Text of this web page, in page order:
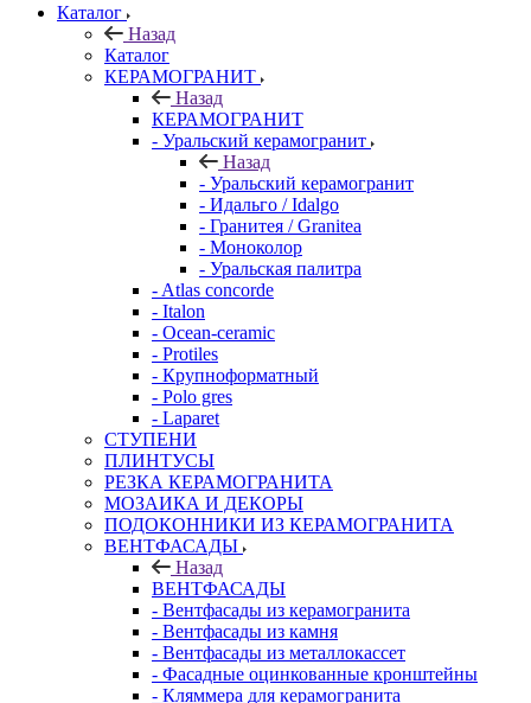
Каталог
Назад
Каталог
КЕРАМОГРАНИТ
Назад
КЕРАМОГРАНИТ
- Уральский керамогранит
Назад
- Уральский керамогранит
- Идальго / Idalgo
- Гранитея / Granitea
- Моноколор
- Уральская палитра
- Atlas concorde
- Italon
- Ocean-ceramic
- Protiles
- Крупноформатный
- Polo gres
- Laparet
СТУПЕНИ
ПЛИНТУСЫ
РЕЗКА КЕРАМОГРАНИТА
МОЗАИКА И ДЕКОРЫ
ПОДОКОННИКИ ИЗ КЕРАМОГРАНИТА
ВЕНТФАСАДЫ
Назад
ВЕНТФАСАДЫ
- Вентфасады из керамогранита
- Вентфасады из камня
- Вентфасады из металлокассет
- Фасадные оцинкованные кронштейны
- Кляммера для керамогранита